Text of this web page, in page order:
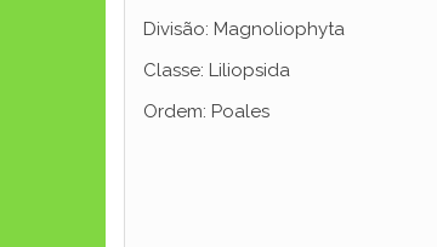
Divisão: Magnoliophyta
Classe: Liliopsida
Ordem: Poales